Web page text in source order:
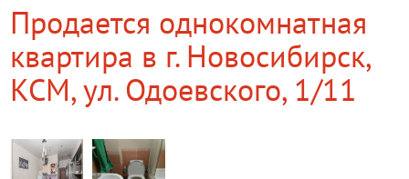
Продается однокомнатная
квартира в г. Новосибирск,
КСМ, ул. Одоевского, 1/11